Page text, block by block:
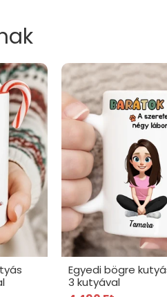
Egyedi bögre
3 kutyával